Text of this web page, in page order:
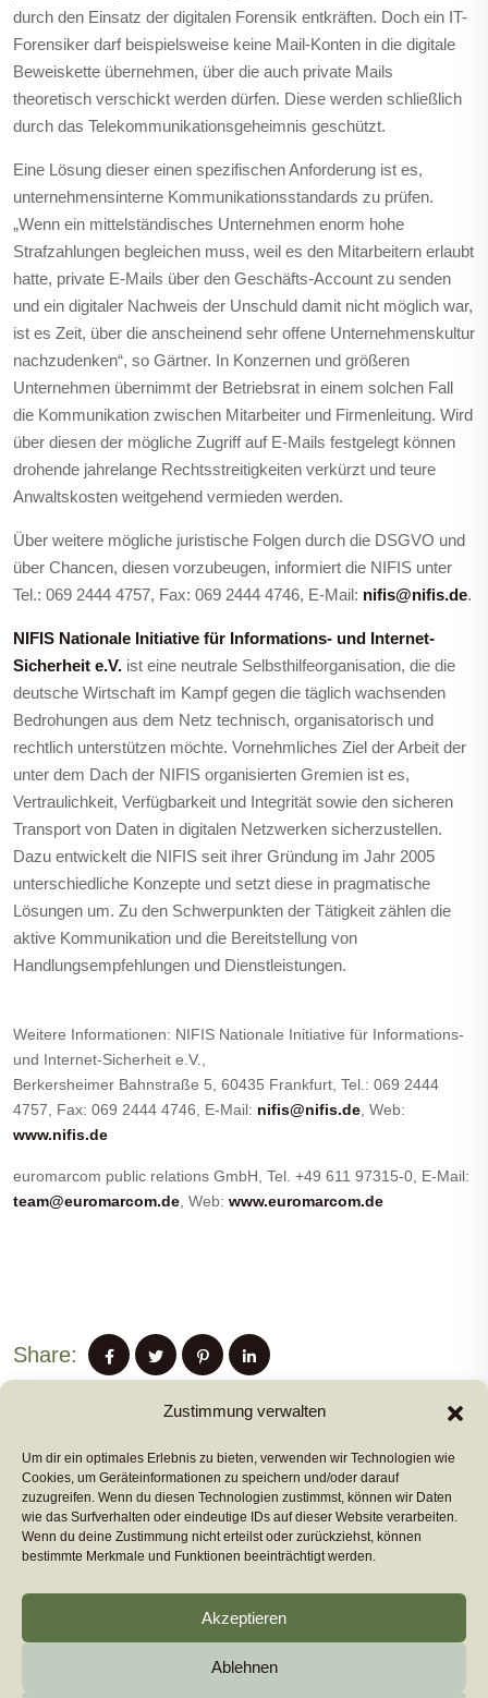
Zustimmung verwalten
Um dir ein optimales Erlebnis zu bieten, verwenden wir Technologien wie
Cookies, um Geräteinformationen zu speichern und/oder darauf
zuzugreifen. Wenn du diesen Technologien zustimmst, können wir Daten
wie das Surfverhalten oder eindeutige IDs auf dieser Website verarbeiten.
Wenn du deine Zustimmung nicht erteilst oder zurückziehst, können
bestimmte Merkmale und Funktionen beeinträchtigt werden.
Akzeptieren
Ablehnen
durch den Einsatz der digitalen Forensik entkräften. Doch ein IT-
Forensiker darf beispielsweise keine Mail-Konten in die digitale
Beweiskette übernehmen, über die auch private Mails
theoretisch verschickt werden dürfen. Diese werden schließlich
durch das Telekommunikationsgeheimnis geschützt.
Eine Lösung dieser einen spezifischen Anforderung ist es,
unternehmensinterne Kommunikationsstandards zu prüfen.
„Wenn ein mittelständisches Unternehmen enorm hohe
Strafzahlungen begleichen muss, weil es den Mitarbeitern erlaubt
hatte, private E-Mails über den Geschäfts-Account zu senden
und ein digitaler Nachweis der Unschuld damit nicht möglich war,
ist es Zeit, über die anscheinend sehr offene Unternehmenskultur
nachzudenken“, so Gärtner. In Konzernen und größeren
Unternehmen übernimmt der Betriebsrat in einem solchen Fall
die Kommunikation zwischen Mitarbeiter und Firmenleitung. Wird
über diesen der mögliche Zugriff auf E-Mails festgelegt können
drohende jahrelange Rechtsstreitigkeiten verkürzt und teure
Anwaltskosten weitgehend vermieden werden.
Über weitere mögliche juristische Folgen durch die DSGVO und
über Chancen, diesen vorzubeugen, informiert die NIFIS unter
Tel.: 069 2444 4757, Fax: 069 2444 4746, E-Mail: nifis@nifis.de.
NIFIS Nationale Initiative für Informations- und Internet-
Sicherheit e.V. ist eine neutrale Selbsthilfeorganisation, die die
deutsche Wirtschaft im Kampf gegen die täglich wachsenden
Bedrohungen aus dem Netz technisch, organisatorisch und
rechtlich unterstützen möchte. Vornehmliches Ziel der Arbeit der
unter dem Dach der NIFIS organisierten Gremien ist es,
Vertraulichkeit, Verfügbarkeit und Integrität sowie den sicheren
Transport von Daten in digitalen Netzwerken sicherzustellen.
Dazu entwickelt die NIFIS seit ihrer Gründung im Jahr 2005
unterschied­liche Konzepte und setzt diese in pragmatische
Lösungen um. Zu den Schwerpunkten der Tätigkeit zählen die
aktive Kommunikation und die Bereitstellung von
Handlungsempfehlungen und Dienstleistungen.
Weitere Informationen: NIFIS Nationale Initiative für Informations-
und Internet-Sicherheit e.V.,
Berkersheimer Bahnstraße 5, 60435 Frankfurt, Tel.: 069 2444
4757, Fax: 069 2444 4746, E-Mail: nifis@nifis.de , Web:
www.nifis.de
euromarcom public relations GmbH, Tel. +49 611 97315-0, E-Mail:
team@euromarcom.de , Web: www.euromarcom.de
Share:
PREVIUS POST
NEXT POST
euromarcomAll Rights Reserved by